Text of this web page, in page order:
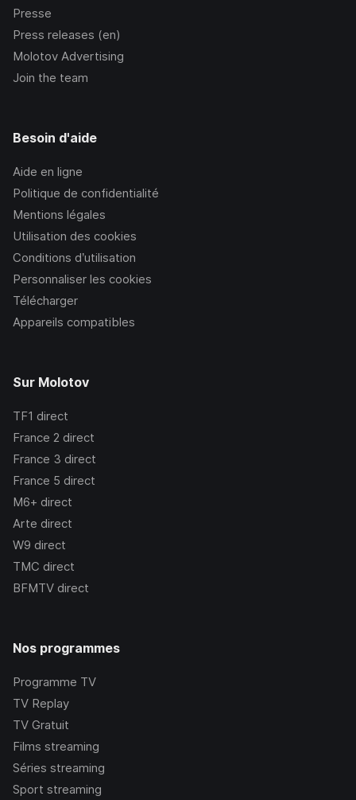
Presse
Press releases (en)
Molotov Advertising
Join the team
Besoin d'aide
Aide en ligne
Politique de confidentialité
Mentions légales
Utilisation des cookies
Conditions d’utilisation
Personnaliser les cookies
Télécharger
Appareils compatibles
Sur Molotov
TF1 direct
France 2 direct
France 3 direct
France 5 direct
M6+ direct
Arte direct
W9 direct
TMC direct
BFMTV direct
Nos programmes
Programme TV
TV Replay
TV Gratuit
Films streaming
Séries streaming
Sport streaming